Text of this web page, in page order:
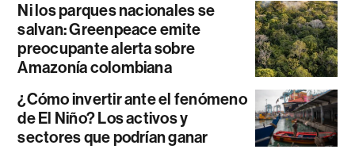
Ni los parques nacionales se
salvan: Greenpeace emite
preocupante alerta sobre
Amazonía colombiana
¿Cómo invertir ante el fenómeno
de El Niño? Los activos y
sectores que podrían ganar